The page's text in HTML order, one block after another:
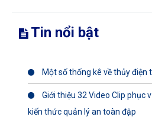
Tin nổi bật
Một số thống kê về thủy điện
Giới thiệu 32 Video Clip phục
kiến thức quản lý an toàn đập